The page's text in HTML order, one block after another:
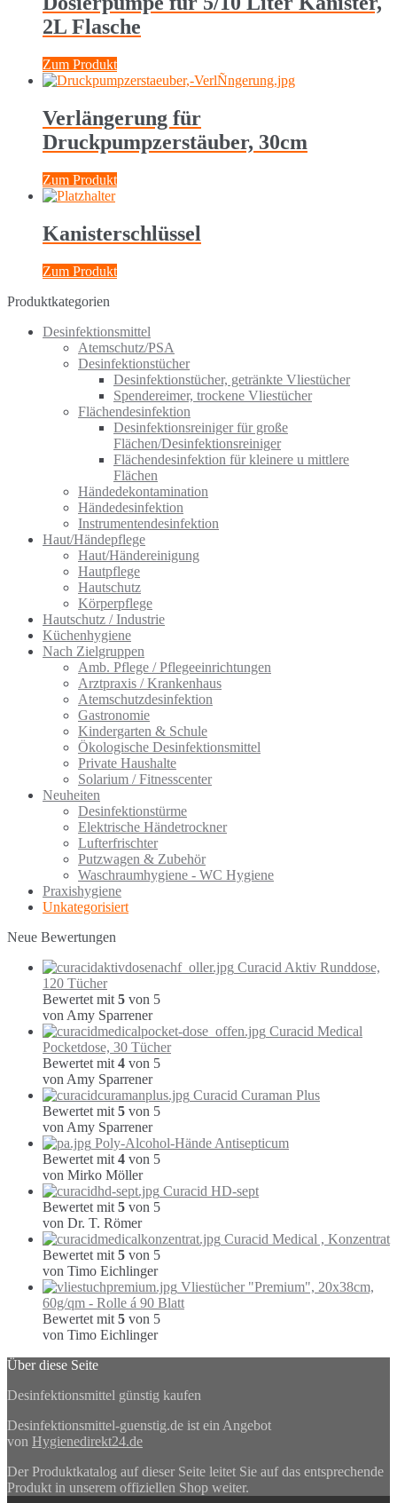
2L Flasche
Zum Produkt
Verlängerung für
Druckpumpzerstäuber, 30cm
Zum Produkt
Kanisterschlüssel
Zum Produkt
Produktkategorien
Desinfektionsmittel
Atemschutz/PSA
Desinfektionstücher
Desinfektionstücher, getränkte Vliestücher
Spendereimer, trockene Vliestücher
Flächendesinfektion
Desinfektionsreiniger für große
Flächen/Desinfektionsreiniger
Flächendesinfektion für kleinere u mittlere
Flächen
Händedekontamination
Händedesinfektion
Instrumentendesinfektion
Haut/Händepflege
Haut/Händereinigung
Hautpflege
Hautschutz
Körperpflege
Hautschutz / Industrie
Küchenhygiene
Nach Zielgruppen
Amb. Pflege / Pflegeeinrichtungen
Arztpraxis / Krankenhaus
Atemschutzdesinfektion
Gastronomie
Kindergarten & Schule
Ökologische Desinfektionsmittel
Private Haushalte
Solarium / Fitnesscenter
Neuheiten
Desinfektionstürme
Elektrische Händetrockner
Lufterfrischter
Putzwagen & Zubehör
Waschraumhygiene - WC Hygiene
Praxishygiene
Unkategorisiert
Neue Bewertungen
Curacid Aktiv Runddose,
120 Tücher
Bewertet mit 5 von 5
von Amy Sparrener
Curacid Medical
Pocketdose, 30 Tücher
Bewertet mit 4 von 5
von Amy Sparrener
Curacid Curaman Plus
Bewertet mit 5 von 5
von Amy Sparrener
Poly-Alcohol-Hände Antisepticum
Bewertet mit 4 von 5
von Mirko Möller
Curacid HD-sept
Bewertet mit 5 von 5
von Dr. T. Römer
Curacid Medical , Konzentrat
Bewertet mit 5 von 5
von Timo Eichlinger
Vliestücher "Premium", 20x38cm,
60g/qm - Rolle á 90 Blatt
Bewertet mit 5 von 5
von Timo Eichlinger
Über diese Seite
Desinfektionsmittel günstig kaufen
Desinfektionsmittel-guenstig.de ist ein Angebot
von Hygienedirekt24.de
Der Produktkatalog auf dieser Seite leitet Sie auf das entsprechende
Produkt in unserem offiziellen Shop weiter.